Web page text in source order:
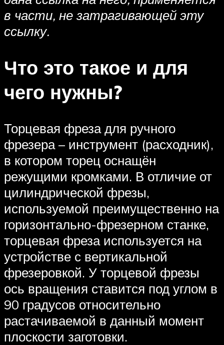
в части, не затрагивающей эту
ссылку.
Что это такое и для
чего нужны?
Торцевая фреза для ручного
фрезера – инструмент (расходник),
в котором торец оснащён
режущими кромками. В отличие от
цилиндрической фрезы,
используемой преимущественно на
горизонтально-фрезерном станке,
торцевая фреза используется на
устройстве с вертикальной
фрезеровкой. У торцевой фрезы
ось вращения ставится под углом в
90 градусов относительно
растачиваемой в данный момент
плоскости заготовки.